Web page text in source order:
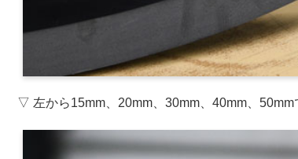
▽ 左から15mm、20mm、30mm、40mm、50mm